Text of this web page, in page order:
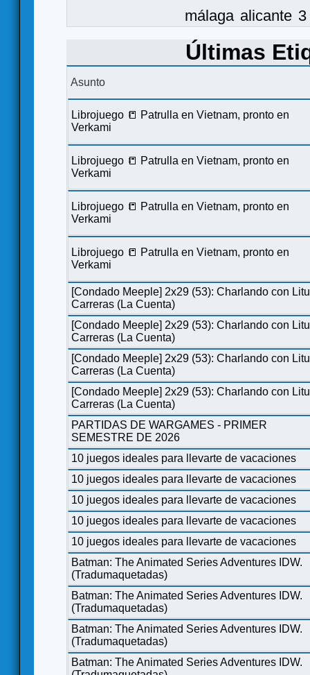
málaga alicante
Últimas
Asunto
Librojuego 📒 Patrulla en Vietnam, pronto en
Verkami
Librojuego 📒 Patrulla en Vietnam, pronto en
Verkami
Librojuego 📒 Patrulla en Vietnam, pronto en
Verkami
Librojuego 📒 Patrulla en Vietnam, pronto en
Verkami
[Condado Meeple] 2x29 (53): Charlando con
Carreras (La Cuenta)
[Condado Meeple] 2x29 (53): Charlando con
Carreras (La Cuenta)
[Condado Meeple] 2x29 (53): Charlando con
Carreras (La Cuenta)
[Condado Meeple] 2x29 (53): Charlando con
Carreras (La Cuenta)
PARTIDAS DE WARGAMES - PRIMER
SEMESTRE DE 2026
10 juegos ideales para llevarte de vacaciones
10 juegos ideales para llevarte de vacaciones
10 juegos ideales para llevarte de vacaciones
10 juegos ideales para llevarte de vacaciones
10 juegos ideales para llevarte de vacaciones
Batman: The Animated Series Adventures IDW.
(Tradumaquetadas)
Batman: The Animated Series Adventures IDW.
(Tradumaquetadas)
Batman: The Animated Series Adventures IDW.
(Tradumaquetadas)
Batman: The Animated Series Adventures IDW.